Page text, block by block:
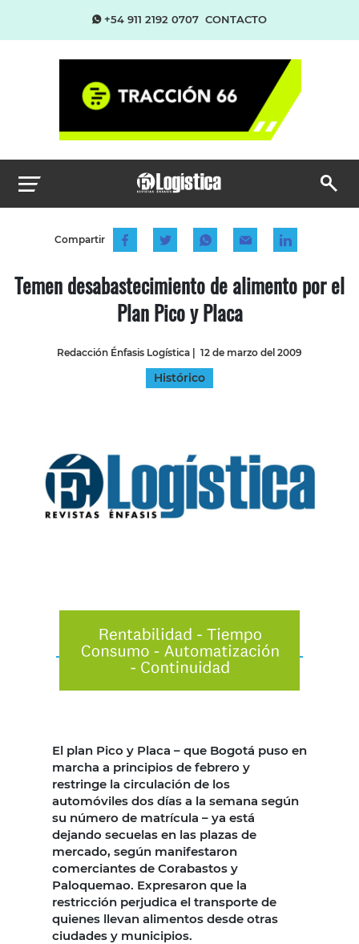
+54 911 2192 0707 CONTACTO
Compartir
Temen desabastecimiento de alimento por el
Plan Pico y Placa
Redacción Énfasis Logística | 12 de marzo del 2009
Histórico
El plan Pico y Placa – que Bogotá puso en
marcha a principios de febrero y
restringe la circulación de los
automóviles dos días a la semana según
su número de matrícula – ya está
dejando secuelas en las plazas de
mercado, según manifestaron
comerciantes de Corabastos y
Paloquemao. Expresaron que la
restricción perjudica el transporte de
quienes llevan alimentos desde otras
ciudades y municipios.